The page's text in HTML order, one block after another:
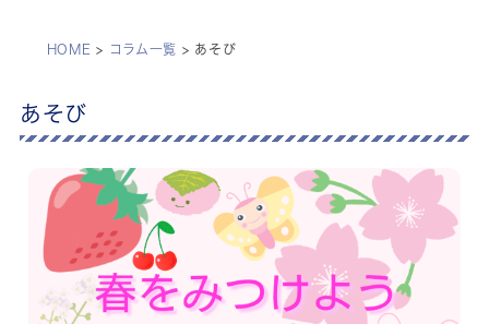
HOME > コラム一覧 > あそび
あそび